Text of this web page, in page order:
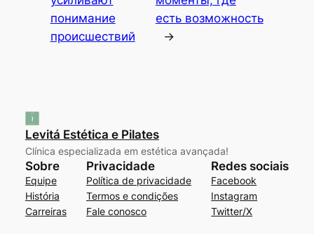
понимание
происшествий
есть возможность
→
Levitá Estética e Pilates
Clínica especializada em estética avançada!
Sobre
Equipe
História
Carreiras
Privacidade
Política de privacidade
Termos e condições
Fale conosco
Redes sociais
Facebook
Instagram
Twitter/X